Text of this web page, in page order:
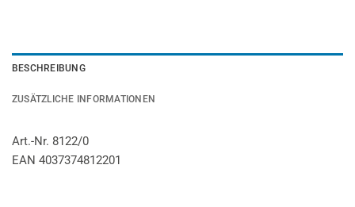
BESCHREIBUNG
ZUSÄTZLICHE INFORMATIONEN
Art.-Nr. 8122/0
EAN 4037374812201